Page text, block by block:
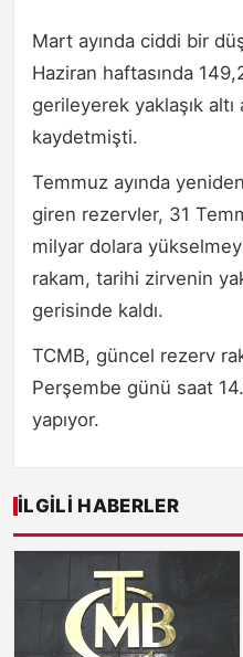
Mart ayında ciddi bir
Haziran haftasında
gerileyerek yaklaşık
kaydetmişti.
Temmuz ayında
giren rezervler, 31
milyar dolara
rakam, tarihi zirvenin
gerisinde kaldı.
TCMB, güncel rezerv
Perşembe günü saat
yapıyor.
İLGILI HABERLER